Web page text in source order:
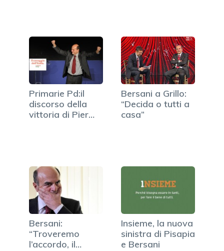
Primarie Pd:il
discorso della
vittoria di Pier
Bersani a Grillo:
“Decida o tutti a
casa”
Bersani:
“Troveremo
l’accordo, il
Insieme, la nuova
sinistra di Pisapia
e Bersani